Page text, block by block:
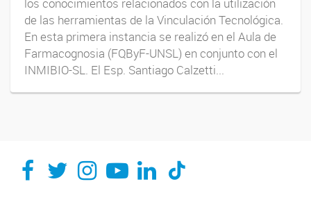
los conocimientos relacionados con la utilización
de las herramientas de la Vinculación Tecnológica.
En esta primera instancia se realizó en el Aula de
Farmacognosia (FQByF-UNSL) en conjunto con el
INMIBIO-SL. El Esp. Santiago Calzetti...